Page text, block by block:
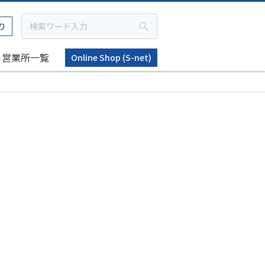
営業所一覧
Online Shop (S-net)